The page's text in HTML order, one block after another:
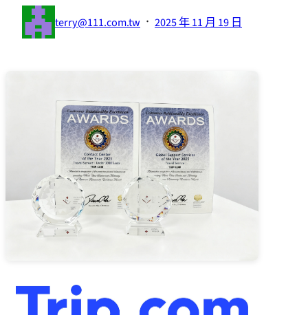
terry@111.com.tw · 2025 年 11 月 19 日